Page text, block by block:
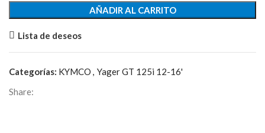
AÑADIR AL CARRITO
Lista de deseos
Categorías: KYMCO , Yager GT 125i 12-16'
Share: